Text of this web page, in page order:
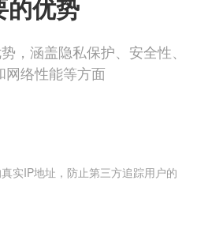
的优势
，涵盖隐私保护、安全性、
网络性能等方面
实IP地址，防止第三方追踪用户的